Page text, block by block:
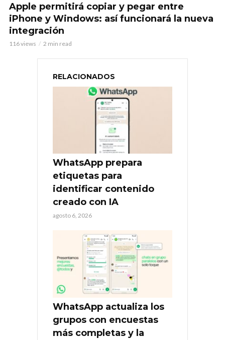
Apple permitirá copiar y pegar entre
iPhone y Windows: así funcionará la nueva
integración
116 views 2 min read
RELACIONADOS
WhatsApp prepara
etiquetas para
identificar contenido
creado con IA
agosto 6, 2026
WhatsApp actualiza los
grupos con encuestas
más completas y la